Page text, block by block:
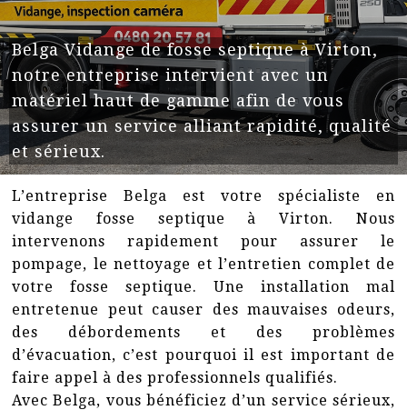
Belga Vidange de fosse septique à Virton,
notre entreprise intervient avec un
matériel haut de gamme afin de vous
assurer un service alliant rapidité, qualité
et sérieux.
L’entreprise Belga est votre spécialiste en
vidange fosse septique à Virton. Nous
intervenons rapidement pour assurer le
pompage, le nettoyage et l’entretien complet de
votre fosse septique. Une installation mal
entretenue peut causer des mauvaises odeurs,
des débordements et des problèmes
d’évacuation, c’est pourquoi il est important de
faire appel à des professionnels qualifiés.
Avec Belga, vous bénéficiez d’un service sérieux,